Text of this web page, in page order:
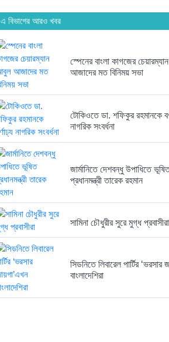
রাজনৈতিক লড়াইয়ে জিততে হলে
১ সপ্তাহ আগে
এ বিভাগের আরও খবর
স্পেনের বাংলা কাগজের
আজাদের মত বিনিময় সভা
টোকিওতে ডা. শফিকুর রহমানকে
নাগরিক সংবর্ধনা
জার্মানিতে দেশবন্ধু উপাধিতে
প্রধানমন্ত্রী তারেক রহমান
সামিনা চৌধুরীর সুরে মুগ্ধ প্রবাসীরা
সিডনিতে লিবারেল পার্টির ‘ভরসার
বাংলাদেশিরা